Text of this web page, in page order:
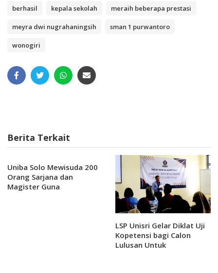
berhasil kepala sekolah meraih beberapa prestasi
meyra dwi nugrahaningsih sman 1 purwantoro
wonogiri
Berita Terkait
Uniba Solo Mewisuda 200
Orang Sarjana dan
Magister Guna
LSP Unisri Gelar Diklat Uji
Kopetensi bagi Calon
Lulusan Untuk